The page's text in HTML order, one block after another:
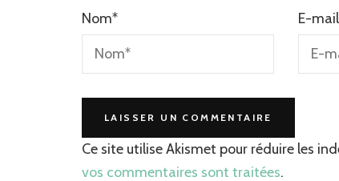
Nom* E-mail
Ce site utilise Akismet pour réduire les
vos commentaires sont traitées.